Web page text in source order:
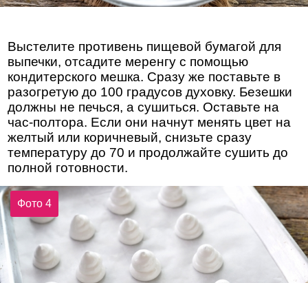
Выстелите противень пищевой бумагой для
выпечки, отсадите меренгу с помощью
кондитерского мешка. Сразу же поставьте в
разогретую до 100 градусов духовку. Безешки
должны не печься, а сушиться. Оставьте на
час-полтора. Если они начнут менять цвет на
желтый или коричневый, снизьте сразу
температуру до 70 и продолжайте сушить до
полной готовности.
Фото 4